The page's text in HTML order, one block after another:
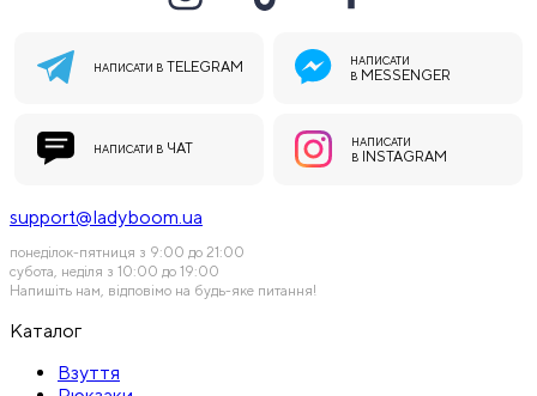
НАПИСАТИ В TELEGRAM
НАПИСАТИ
В MESSENGER
НАПИСАТИ В ЧАТ
НАПИСАТИ
В INSTAGRAM
support@ladyboom.ua
понеділок-пятниця з 9:00 до 21:00
субота, неділя з 10:00 до 19:00
Напишіть нам, відповімо на будь-яке питання!
Каталог
Взуття